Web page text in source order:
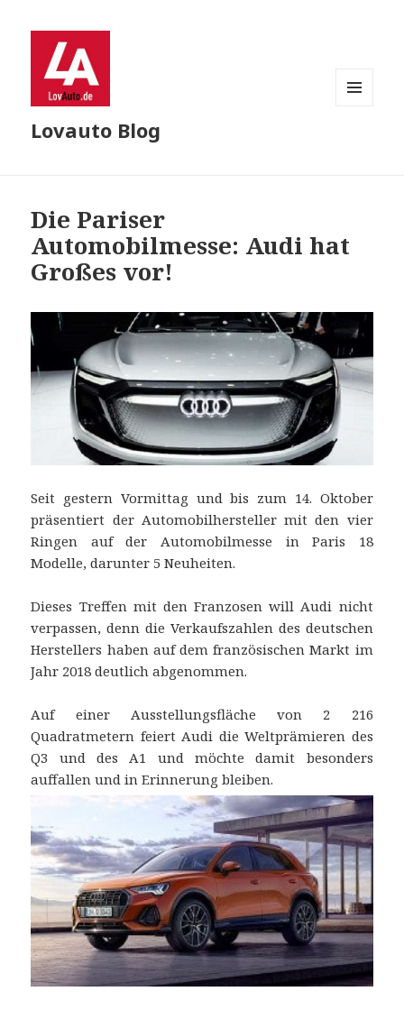
Lovauto Blog
Die Pariser
Automobilmesse: Audi hat
Großes vor!
Seit gestern Vormittag und bis zum 14. Oktober
präsentiert der Automobilhersteller mit den vier
Ringen auf der Automobilmesse in Paris 18
Modelle, darunter 5 Neuheiten.
Dieses Treffen mit den Franzosen will Audi nicht
verpassen, denn die Verkaufszahlen des deutschen
Herstellers haben auf dem französischen Markt im
Jahr 2018 deutlich abgenommen.
Auf einer Ausstellungsfläche von 2 216
Quadratmetern feiert Audi die Weltprämieren des
Q3 und des A1 und möchte damit besonders
auffallen und in Erinnerung bleiben.